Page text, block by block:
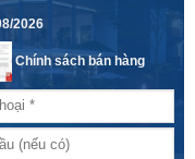
2026
Chính sách bán hàng